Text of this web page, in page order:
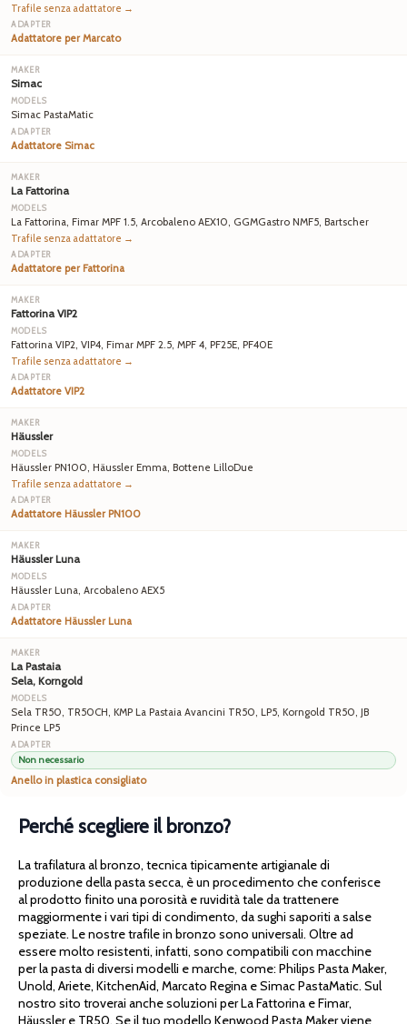
Trafile senza adattatore →
Adattatore per Marcato
Simac
Simac PastaMatic
Adattatore Simac
La Fattorina
La Fattorina, Fimar MPF 1.5, Arcobaleno AEX10, GGMGastro NMF5, Bartscher
Trafile senza adattatore →
Adattatore per Fattorina
Fattorina VIP2
Fattorina VIP2, VIP4, Fimar MPF 2.5, MPF 4, PF25E, PF40E
Trafile senza adattatore →
Adattatore VIP2
Häussler
Häussler PN100, Häussler Emma, Bottene LilloDue
Trafile senza adattatore →
Adattatore Häussler PN100
Häussler Luna
Häussler Luna, Arcobaleno AEX5
Adattatore Häussler Luna
La Pastaia
Sela, Korngold
Sela TR50, TR50CH, KMP La Pastaia Avancini TR50, LP5, Korngold TR50, JB
Prince LP5
Non necessario
Anello in plastica consigliato
Perché scegliere il bronzo?
La trafilatura al bronzo, tecnica tipicamente artigianale di
produzione della pasta secca, è un procedimento che conferisce
al prodotto finito una porosità e ruvidità tale da trattenere
maggiormente i vari tipi di condimento, da sughi saporiti a salse
speziate. Le nostre trafile in bronzo sono universali. Oltre ad
essere molto resistenti, infatti, sono compatibili con macchine
per la pasta di diversi modelli e marche, come: Philips Pasta Maker,
Unold, Ariete, KitchenAid, Marcato Regina e Simac PastaMatic. Sul
nostro sito troverai anche soluzioni per La Fattorina e Fimar,
Häussler e TR50. Se il tuo modello Kenwood Pasta Maker viene